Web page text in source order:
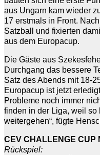
aus Ungarn kam wieder
17 erstmals in Front.
Satzball und fixierten
aus dem Europacup.
Die Gäste aus
Durchgang das bessere
Satz des Abends mit 18-
Europacup ist jetzt
Probleme noch immer
finden in der Liga, weil so
weitergehen“, fügte
CEV CHALLENGE CUP
Rückspiel: